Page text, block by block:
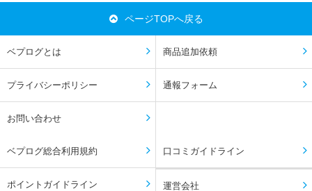
ページTOPへ戻る
ベプログとは 商品追加依頼
プライバシーポリシー 通報フォーム
お問い合わせ
ベプログ総合利用規約 口コミガイドライン
ポイントガイドライン 運営会社